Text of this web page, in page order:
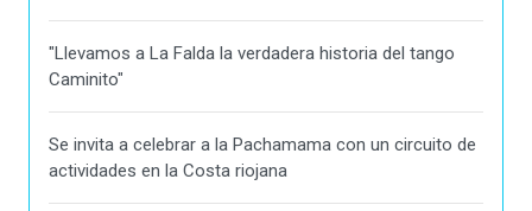
"Llevamos a La Falda la verdadera historia del tango
Caminito"
Se invita a celebrar a la Pachamama con un circuito de
actividades en la Costa riojana